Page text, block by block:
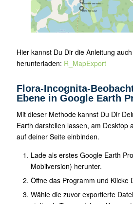
Hier kannst Du Dir die Anleitung
herunterladen: R_MapExport
Flora-Incognita-
Ebene in Google Earth
Mit dieser Methode kannst Du Dir
Earth darstellen lassen, am Desktop
auf deiner Seite einbinden.
Lade als erstes Google Earth
Mobilversion) herunter.
Öffne das Programm und Klicke
Wähle die zuvor exportierte